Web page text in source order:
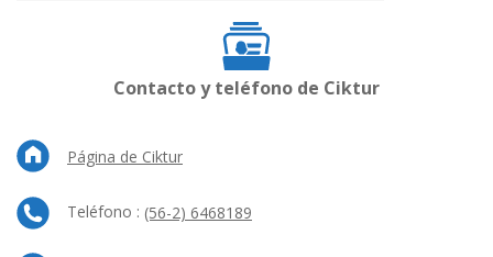
Contacto y teléfono de Ciktur
Página de Ciktur
Teléfono : (56-2) 6468189